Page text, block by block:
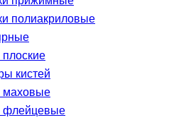
полиакриловые
кистей
маховые
флейцевые